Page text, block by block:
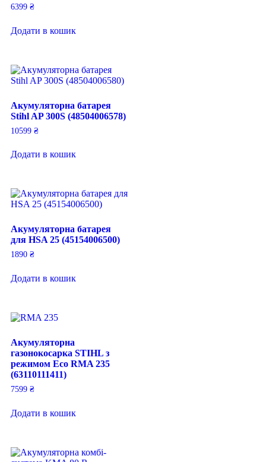
6399 ₴
Додати в кошик
Акумуляторна батарея
Stihl AP 300S (48504006578)
10599 ₴
Додати в кошик
Акумуляторна батарея
для HSA 25 (45154006500)
1890 ₴
Додати в кошик
Акумуляторна
газонокосарка STIHL з
режимом Eco RMA 235
(63110111411)
7599 ₴
Додати в кошик